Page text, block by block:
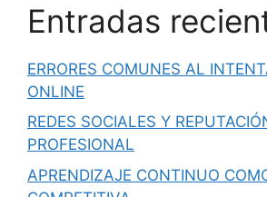
Entradas
ERRORES COMUNES AL
ONLINE
REDES SOCIALES Y
PROFESIONAL
APRENDIZAJE CONTINUO